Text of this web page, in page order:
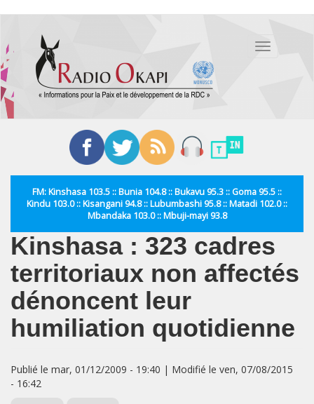
contenu
principal
Toggle
FM: Kinshasa 103.5 :: Bunia 104.8 :: Bukavu 95.3 :: Goma 95.5 ::
Kindu 103.0 :: Kisangani 94.8 :: Lubumbashi 95.8 :: Matadi 102.0 ::
Mbandaka 103.0 :: Mbuji-mayi 93.8
Kinshasa : 323 cadres
territoriaux non affectés
dénoncent leur
humiliation quotidienne
Publié le mar, 01/12/2009 - 19:40 | Modifié le ven, 07/08/2015
- 16:42